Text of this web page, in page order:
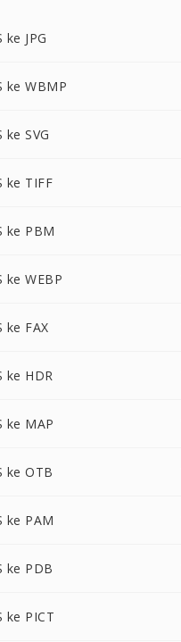
ke JPG
ke WBMP
ke SVG
ke TIFF
ke PBM
ke WEBP
ke FAX
ke HDR
ke MAP
ke OTB
ke PAM
ke PDB
ke PICT